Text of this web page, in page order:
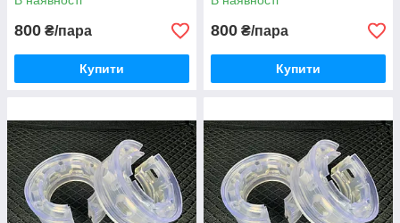
800 ₴/пара
Купити
800 ₴/пара
Купити